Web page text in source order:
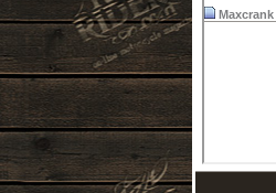
Maxcrank